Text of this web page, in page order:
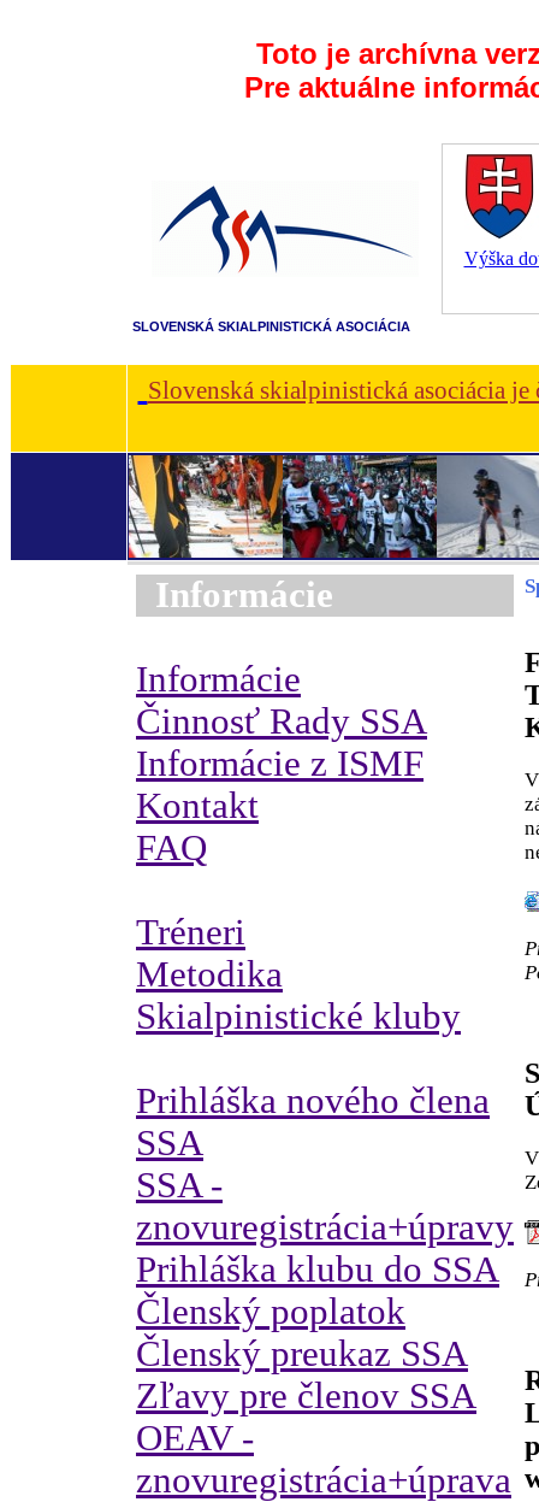
Toto je archívna
Pre aktuálne
Výška
SLOVENSKÁ SKIALPINISTICKÁ ASOCIÁCIA
Slovenská skialpinistická asociácia
Informácie
Informácie
Činnosť Rady SSA
Informácie z ISMF
Kontakt
FAQ
Tréneri
Metodika
Skialpinistické kluby
Prihláška nového člena
SSA
SSA -
znovuregistrácia+úpravy
Prihláška klubu do SSA
Členský poplatok
Členský preukaz SSA
Zľavy pre členov SSA
OEAV -
znovuregistrácia+úprava